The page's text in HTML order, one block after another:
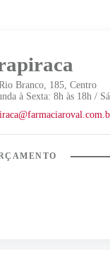
Branco, 185, Centro
à Sexta: 8h às 18h /